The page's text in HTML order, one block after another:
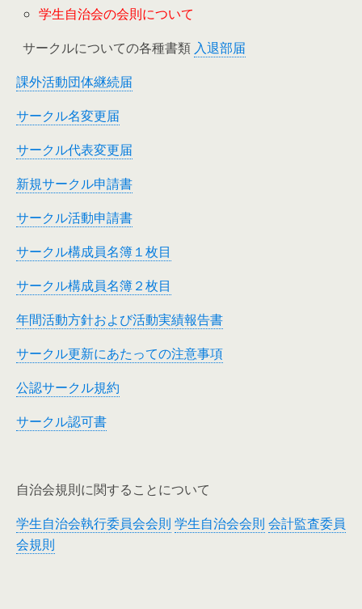
学生自治会の会則について
サークルについての各種書類 入退部届
課外活動団体継続届
サークル名変更届
サークル代表変更届
新規サークル申請書
サークル活動申請書
サークル構成員名簿１枚目
サークル構成員名簿２枚目
年間活動方針および活動実績報告書
サークル更新にあたっての注意事項
公認サークル規約
サークル認可書
自治会規則に関することについて
学生自治会執行委員会会則 学生自治会会則 会計監査委員
会規則